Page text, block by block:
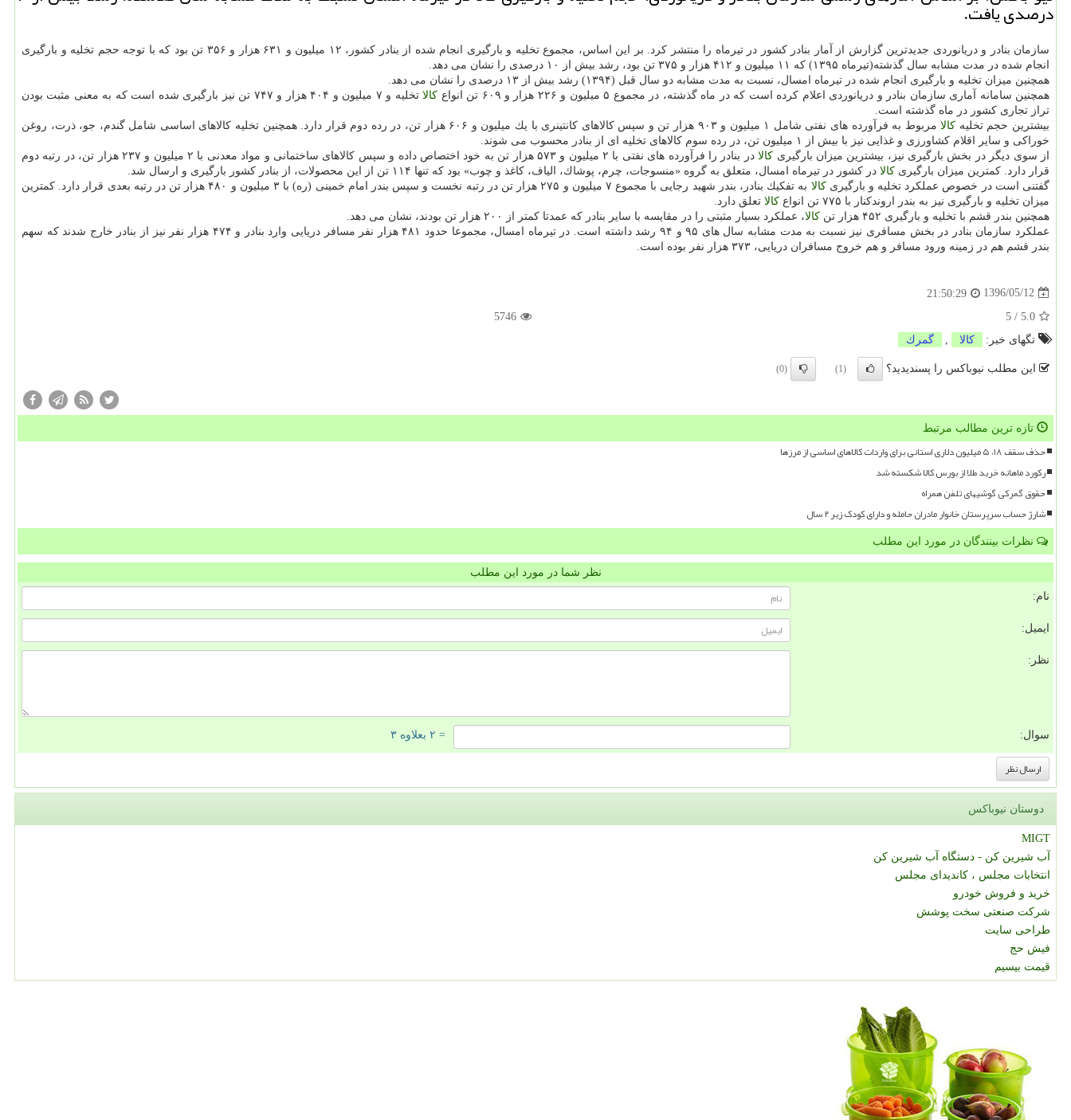
درصدی یافت.
سازمان بنادر و دریانوردی جدیدترین گزارش از آمار بنادر كشور در تیرماه را منتشر كرد. بر این اساس، مجموع تخلیه و بارگیری انجام شده از بنادر كشور، ۱۲ میلیون و ۶۳۱ هزار و ۳۵۶ تن بود كه با توجه حجم تخلیه و بارگیری
انجام شده در مدت مشابه سال گذشته(تیرماه ۱۳۹۵) كه ۱۱ میلیون و ۴۱۲ هزار و ۳۷۵ تن بود، رشد بیش از ۱۰ درصدی را نشان می دهد.
همچنین میزان تخلیه و بارگیری انجام شده در تیرماه امسال، نسبت به مدت مشابه دو سال قبل (۱۳۹۴) رشد بیش از ۱۳ درصدی را نشان می دهد.
همچنین سامانه آماری سازمان بنادر و دریانوردی اعلام كرده است كه در ماه گذشته، در مجموع ۵ میلیون و ۲۲۶ هزار و ۶۰۹ تن انواع
كالا
تخلیه و ۷ میلیون و ۴۰۴ هزار و ۷۴۷ تن نیز بارگیری شده است كه به معنی مثبت بودن
تراز تجاری كشور در ماه گذشته است.
بیشترین حجم تخلیه كالا
مربوط به فرآورده های نفتی شامل ۱ میلیون و ۹۰۳ هزار تن و سپس كالاهای كانتینری با یك میلیون و ۶۰۶ هزار تن، در رده دوم قرار دارد. همچنین تخلیه كالاهای اساسی شامل گندم، جو، ذرت، روغن
خوراكی و سایر اقلام كشاورزی و غذایی نیز با بیش از ۱ میلیون تن، در رده سوم كالاهای تخلیه ای از بنادر محسوب می شوند.
از سوی دیگر در بخش بارگیری نیز، بیشترین میزان بارگیری كالا
در بنادر را فرآورده های نفتی با ۲ میلیون و ۵۷۳ هزار تن به خود اختصاص داده و سپس كالاهای ساختمانی و مواد معدنی با ۲ میلیون و ۲۳۷ هزار تن، در رتبه دوم
قرار دارد. كمترین میزان بارگیری كالا در كشور در تیرماه امسال، متعلق به گروه «منسوجات، چرم، پوشاك، الیاف، كاغذ و چوب» بود كه تنها ۱۱۴ تن از این محصولات، از بنادر كشور بارگیری و ارسال شد.
گفتنی است در خصوص عملكرد تخلیه و بارگیریكالا
به تفكیك بنادر، بندر شهید رجایی با مجموع ۷ میلیون و ۲۷۵ هزار تن در رتبه نخست و سپس بندر امام خمینی (ره) با ۳ میلیون و ۴۸۰ هزار تن در رتبه بعدی قرار دارد. كمترین
میزان تخلیه و بارگیری نیز به بندر اروندكنار با ۷۷۵ تن انواع
كالا تعلق دارد.
همچنین بندر قشم با تخلیه و بارگیری ۴۵۲ هزار تن
كالا، عملكرد بسیار مثبتی را در مقایسه با سایر بنادر كه عمدتا كمتر از ۲۰۰ هزار تن بودند، نشان می دهد.
عملكرد سازمان بنادر در بخش مسافری نیز نسبت به مدت مشابه سال های ۹۵ و ۹۴ رشد داشته است. در تیرماه امسال، مجموعا حدود ۴۸۱ هزار نفر مسافر دریایی وارد بنادر و ۴۷۴ هزار نفر نیز از بنادر خارج شدند كه سهم
بندر قشم هم در زمینه ورود مسافر و هم خروج مسافران دریایی، ۳۷۳ هزار نفر بوده است.
1396/05/12
21:50:29
5.0
/
5
5746
تگهای خبر:
كالا گمرك
این مطلب نیوباکس را پسندیدید؟ (1)
(0)
تازه ترین مطالب مرتبط
حذف سقف ۱۸، ۵ میلیون دلاری استانی برای واردات کالاهای اساسی از مرزها
رکورد ماهانه خرید طلا از بورس کالا شکسته شد
حقوق گمرکی گوشیهای تلفن همراه
شارژ حساب سرپرستان خانوار مادران حامله و دارای کودک زیر ۲ سال
نظرات بینندگان در مورد این مطلب
نظر شما در مورد این مطلب
نام:
ایمیل:
نظر:
سوال: = ۲ بعلاوه ۳
دوستان نیوباکس
MIGT
آب شیرین کن - دستگاه آب شیرین کن
انتخابات مجلس ، کاندیدای مجلس
خرید و فروش خودرو
شرکت صنعتی سخت پوشش
طراحی سایت
فیش حج
قیمت بیسیم